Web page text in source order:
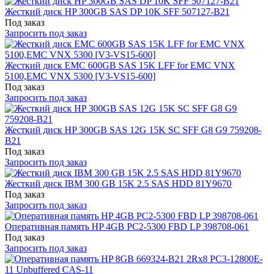
Жесткий диск HP 300GB SAS DP 10K SFF 507127-B21
Под заказ
Запросить под заказ
Жесткий диск EMC 600GB SAS 15K LFF for EMC VNX
5100,EMC VNX 5300 [V3-VS15-600]
Под заказ
Запросить под заказ
Жесткий диск HP 300GB SAS 12G 15K SC SFF G8 G9 759208-
B21
Под заказ
Запросить под заказ
Жесткий диск IBM 300 GB 15K 2.5 SAS HDD 81Y9670
Под заказ
Запросить под заказ
Оперативная память HP 4GB PC2-5300 FBD LP 398708-061
Под заказ
Запросить под заказ